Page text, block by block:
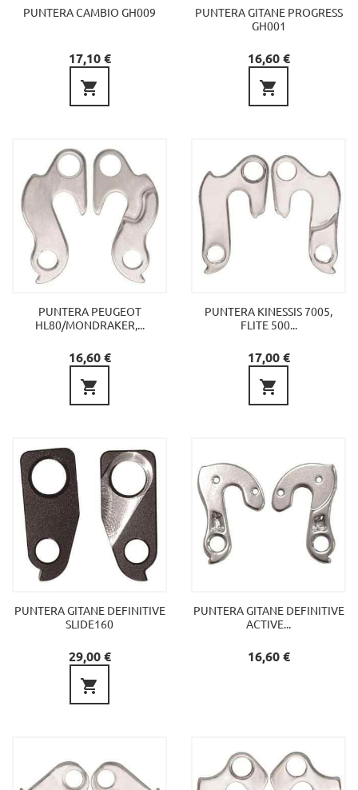
PUNTERA CAMBIO GH009
Preu
17,10 €

PUNTERA GITANE PROGRESS
GH001
Preu
16,60 €

PUNTERA PEUGEOT
HL80/MONDRAKER,...
Preu
16,60 €

PUNTERA KINESSIS 7005,
FLITE 500...
Preu
17,00 €

PUNTERA GITANE DEFINITIVE
SLIDE160
Preu
29,00 €

PUNTERA GITANE DEFINITIVE
ACTIVE...
Preu
16,60 €